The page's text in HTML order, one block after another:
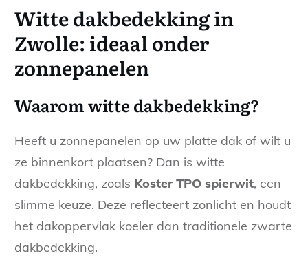
Witte dakbedekking in
Zwolle: ideaal onder
zonnepanelen
Waarom witte dakbedekking?
Heeft u zonnepanelen op uw platte dak of wilt u
ze binnenkort plaatsen? Dan is witte
dakbedekking, zoals Koster TPO spierwit, een
slimme keuze. Deze reflecteert zonlicht en houdt
het dakoppervlak koeler dan traditionele zwarte
dakbedekking.